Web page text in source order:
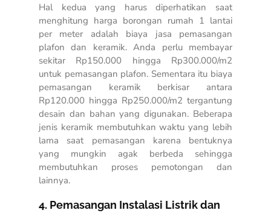
Hal kedua yang harus diperhatikan saat
menghitung harga borongan rumah 1 lantai
per meter adalah biaya jasa pemasangan
plafon dan keramik. Anda perlu membayar
sekitar Rp150.000 hingga Rp300.000/m2
untuk pemasangan plafon. Sementara itu biaya
pemasangan keramik berkisar antara
Rp120.000 hingga Rp250.000/m2 tergantung
desain dan bahan yang digunakan. Beberapa
jenis keramik membutuhkan waktu yang lebih
lama saat pemasangan karena bentuknya
yang mungkin agak berbeda sehingga
membutuhkan proses pemotongan dan
lainnya.
4. Pemasangan Instalasi Listrik dan